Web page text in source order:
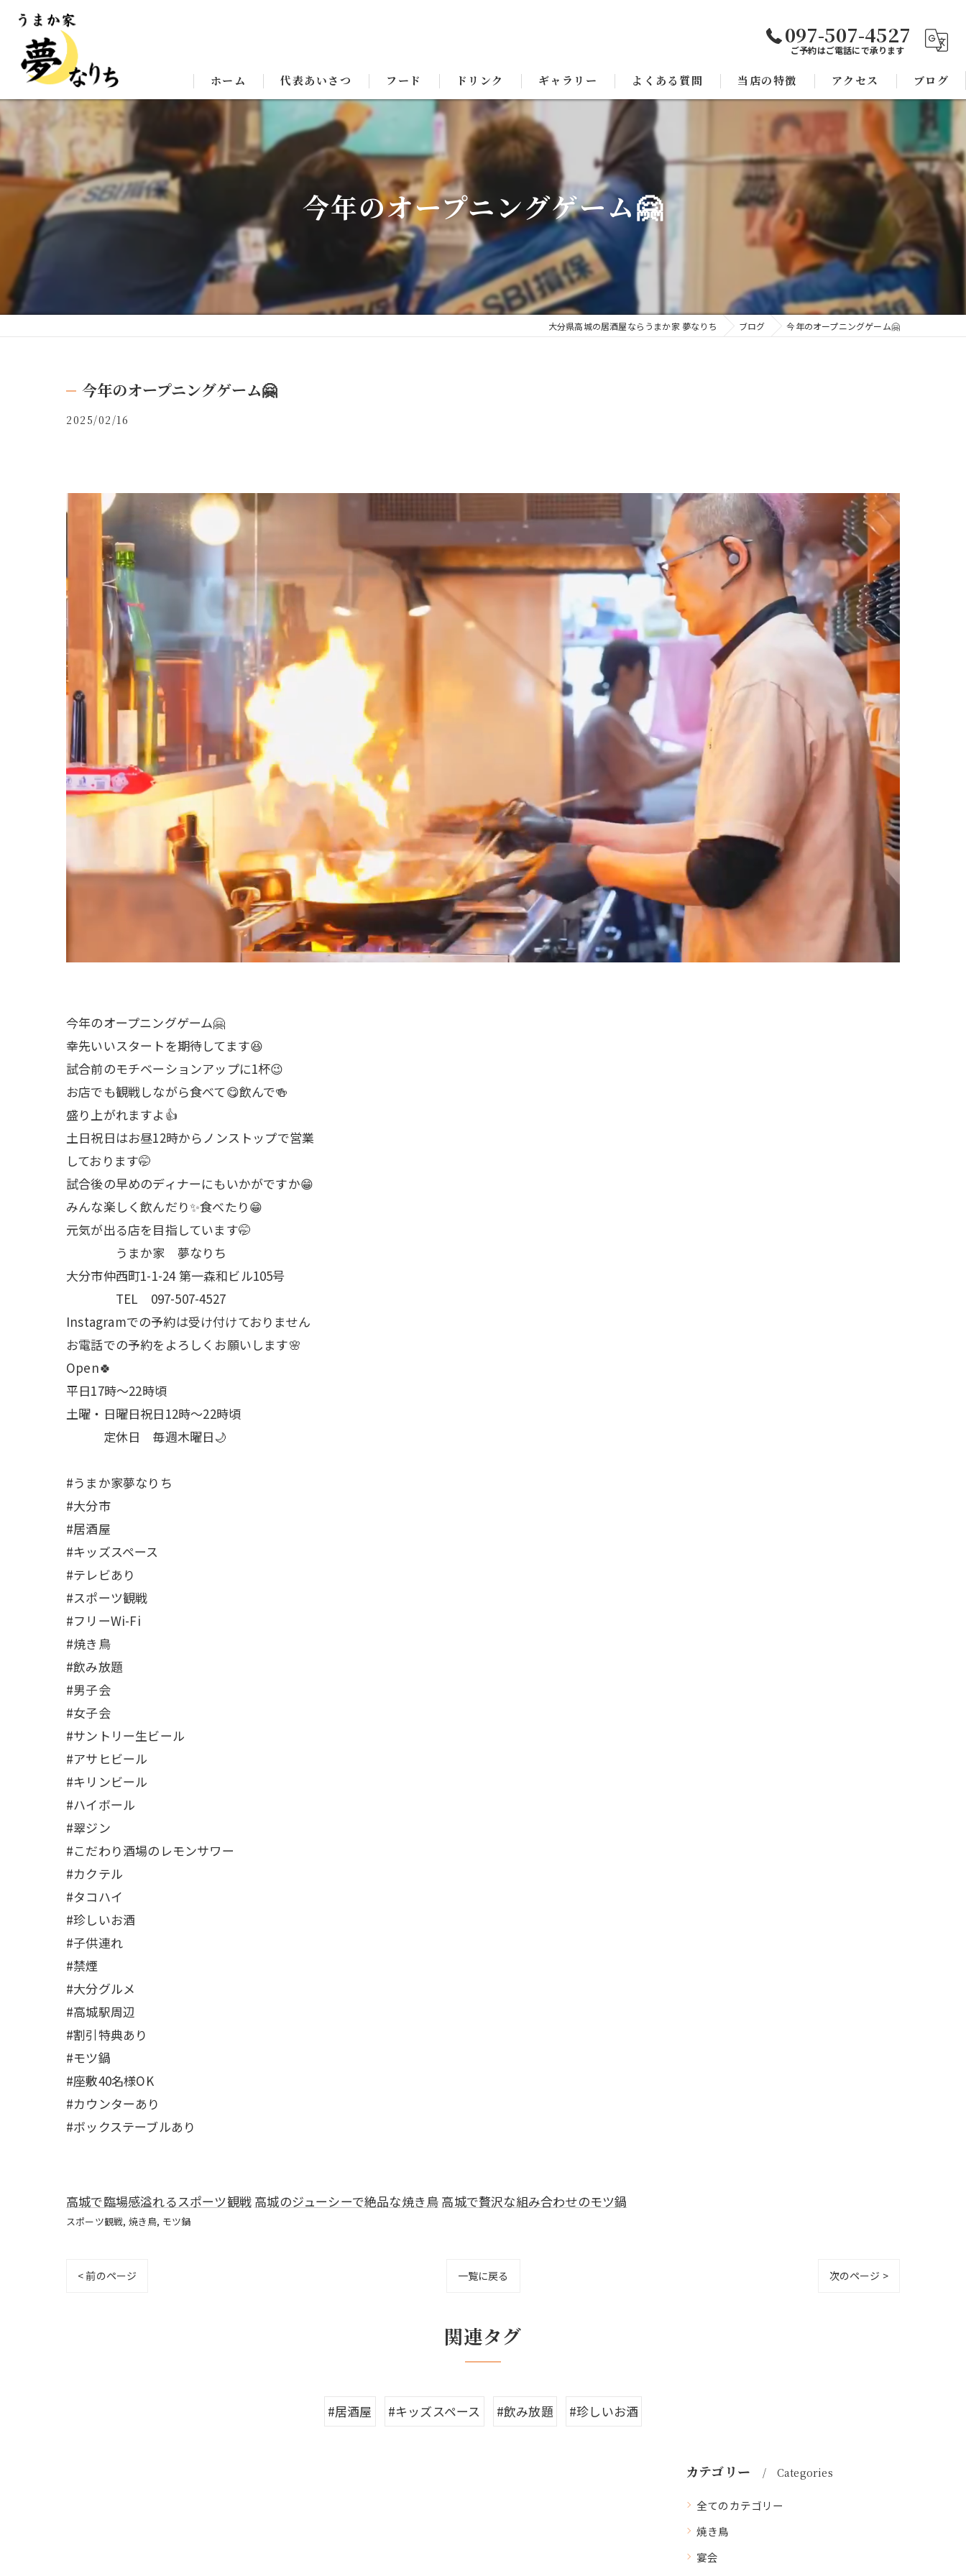
097-507-4527
ご予約はご電話にで承ります
ホーム 代表あいさつ フード ドリンク ギャラリー よくある質問 当店の特徴
宴会
子連れ
スポーツ観戦
アクセス ブログ
コラム
今年のオープニングゲーム🤗
大分県高城の居酒屋ならうまか家 夢なりち ブログ 今年のオープニングゲーム🤗
今年のオープニングゲーム🤗
2025/02/16
今年のオープニングゲーム🤗
幸先いいスタートを期待してます😆
試合前のモチベーションアップに1杯😉
お店でも観戦しながら食べて😋飲んで🍻
盛り上がれますよ👍
土日祝日はお昼12時からノンストップで営業
しております🤭
試合後の早めのディナーにもいかがですか😁
みんな楽しく飲んだり✨食べたり😁
元気が出る店を目指しています🤭
うまか家 夢なりち
大分市仲西町1-1-24 第一森和ビル105号
TEL 097-507-4527
Instagramでの予約は受け付けておりません
お電話での予約をよろしくお願いします🌸
Open🍀
平日17時～22時頃
土曜・日曜日祝日12時〜22時頃
定休日 毎週木曜日🌙
#うまか家夢なりち
#大分市
#居酒屋
#キッズスペース
#テレビあり
#スポーツ観戦
#フリーWi-Fi
#焼き鳥
#飲み放題
#男子会
#女子会
#サントリー生ビール
#アサヒビール
#キリンビール
#ハイボール
#翠ジン
#こだわり酒場のレモンサワー
#カクテル
#タコハイ
#珍しいお酒
#子供連れ
#禁煙
#大分グルメ
#高城駅周辺
#割引特典あり
#モツ鍋
#座敷40名様OK
#カウンターあり
#ボックステーブルあり
高城で臨場感溢れるスポーツ観戦 高城のジューシーで絶品な焼き鳥 高城で贅沢な組み合わせのモツ鍋
スポーツ観戦 焼き鳥 モツ鍋
< 前のページ 一覧に戻る 次のページ >
関連タグ
#居酒屋 #キッズスペース #飲み放題 #珍しいお酒
カテゴリー Categories
全てのカテゴリー
焼き鳥
宴会